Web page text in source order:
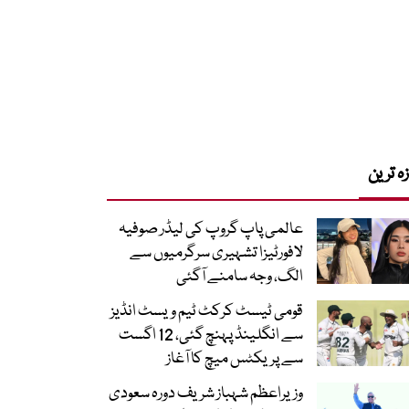
ترین
عالمی پاپ گروپ کی لیڈر صوفیہ
لافورٹیزا تشہیری سرگرمیوں سے
الگ، وجہ سامنے آگئی
قومی ٹیسٹ کرکٹ ٹیم ویسٹ انڈیز
سے انگلینڈ پہنچ گئی، 12 اگست
سے پریکٹس میچ کا آغاز
وزیراعظم شہباز شریف دورہ سعودی